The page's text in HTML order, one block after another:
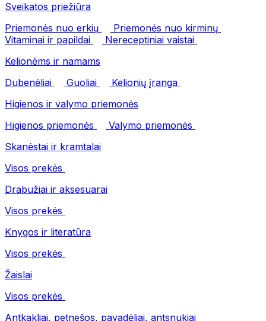
Sveikatos priežiūra
Priemonės nuo erkių
Priemonės nuo kirminų
Vitaminai ir papildai
Nereceptiniai vaistai
Kelionėms ir namams
Dubenėliai
Guoliai
Kelionių įranga
Higienos ir valymo priemonės
Higienos priemonės
Valymo priemonės
Skanėstai ir kramtalai
Visos prekės
Drabužiai ir aksesuarai
Visos prekės
Knygos ir literatūra
Visos prekės
Žaislai
Visos prekės
Antkakliai, petnešos, pavadėliai, antsnukiai